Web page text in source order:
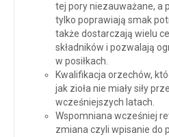
tej pory niezauważane, a
tylko poprawiają smak
także dostarczają wielu
składników i pozwalają
w posiłkach.
Kwalifikacja orzechów,
jak zioła nie miały siły
wcześniejszych latach.
Wspomniana wcześniej
zmiana czyli wpisanie do